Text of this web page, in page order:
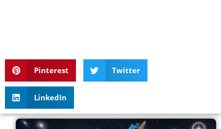
Pinterest Twitter
LinkedIn